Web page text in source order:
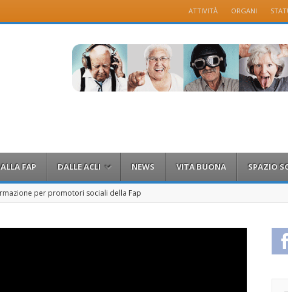
Menu
Skip to content
ATTIVITÀ ORGANI
FAP DALLE ACLI NEWS VITA BUONA SPAZIO
per promotori sociali della Fap